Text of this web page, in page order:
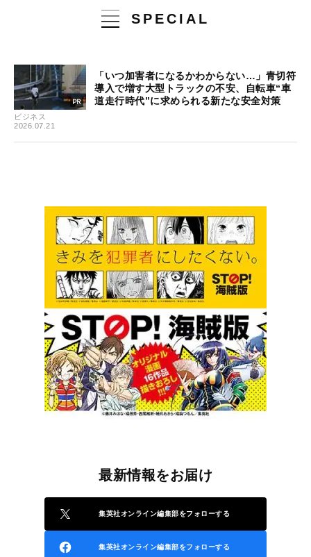
SPECIAL
ビジネス
2026.07.21
「いつ加害者になるかわからない…」青切符
導入で増す大型トラックの不安、自転車“車
道走行時代”に求められる新たな安全対策
最新情報をお届け
集英社オンライン編集部をフォローする
集英社オンライン編集部をフォローする